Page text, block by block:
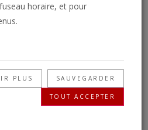
superpuissance
militaire, il y avait
plus fondamental.
horaire, et pour
PLUS SAUVEGARDER
TOUT ACCEPTER